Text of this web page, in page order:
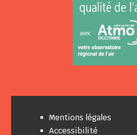
Mentions légales
Accessibilité